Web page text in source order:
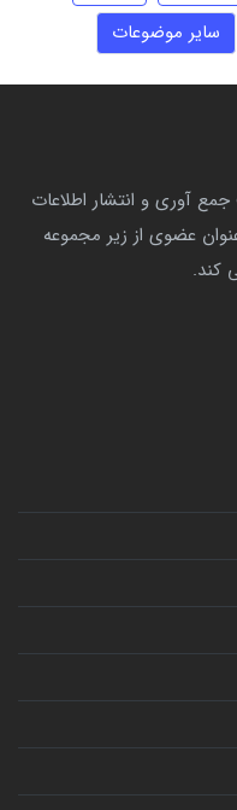
سایر موضوعات
از سال 1394 با هدف جمع آوری و انتشار اطلاعات
عضوی از زیر مجموعه
کند.